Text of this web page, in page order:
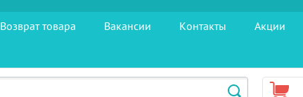
Возврат товара Вакансии Контакты
Акции